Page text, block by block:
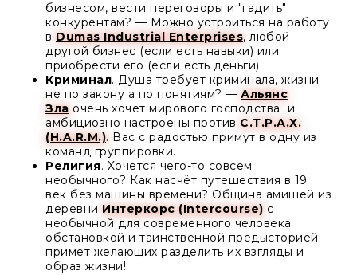
бизнесом, вести переговоры и "гадить"
конкурентам? — Можно устроиться на работу
в Dumas Industrial Enterprises, любой
другой бизнес (если есть навыки) или
приобрести его (если есть деньги).
Криминал. Душа требует криминала, жизни
не по закону а по понятиям? — Альянс
Зла очень хочет мирового господства и
амбициозно настроены против С.Т.Р.А.Х.
(H.A.R.M.). Вас с радостью примут в одну из
команд группировки.
Религия. Хочется чего-то совсем
необычного? Как насчёт путешествия в 19
век без машины времени? Община амишей из
деревни Интеркорс (Intercourse) с
необычной для современного человека
обстановкой и таинственной предысторией
примет желающих разделить их взгляды и
образ жизни!